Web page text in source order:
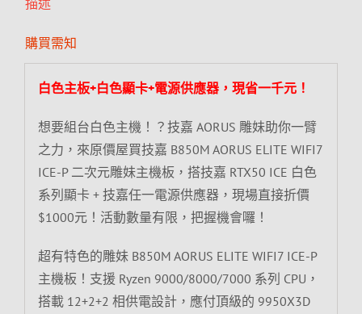
描述
購買需知
白色主板+白色顯卡+電源供應器，現省一千元！
想要組台白色主機！？技嘉 AORUS 雕妹助你一臂
之力，來原價屋買技嘉 B850M AORUS ELITE WIFI7
ICE-P 二次元雕妹主機板，搭技嘉 RTX50 ICE 白色
系列顯卡 + 技嘉任一電源供應器，現場直接折價
$1000元！活動數量有限，把握機會囉！
超有特色的雕妹 B850M AORUS ELITE WIFI7 ICE-P
主機板！支援 Ryzen 9000/8000/7000 系列 CPU，
搭載 12+2+2 相供電設計，應付頂級的 9950X3D